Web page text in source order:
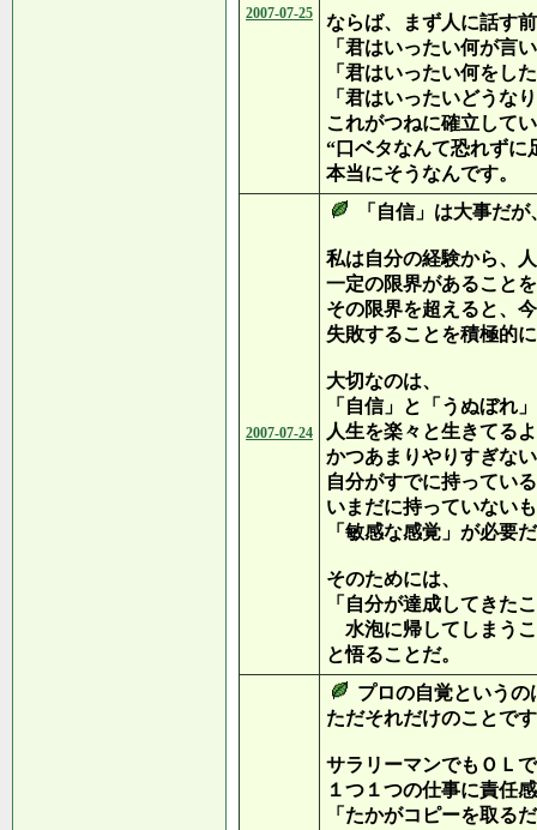
2007-07-25
ならば、まず人に話す
「君はいったい何が言
「君はいったい何をし
「君はいったいどうな
これがつねに確立して
“口ベタなんて恐れずに
本当にそうなんです。
2007-07-24
「自信」は大事だ
私は自分の経験から、
一定の限界があること
その限界を超えると、
失敗することを積極的
大切なのは、
「自信」と「うぬぼれ
人生を楽々と生きてる
かつあまりやりすぎな
自分がすでに持ってい
いまだに持っていない
「敏感な感覚」が必要
そのためには、
「自分が達成してきた
水泡に帰してしまう
と悟ることだ。
プロの自覚という
ただそれだけのことで
サラリーマンでもＯＬ
１つ１つの仕事に責任
「たかがコピーを取る